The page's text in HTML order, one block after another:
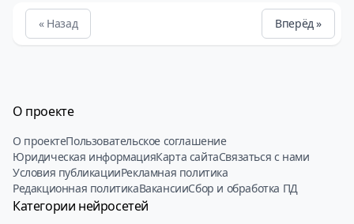
« Назад Вперёд »
О проекте
О проектеПользовательское соглашение
Юридическая информацияКарта сайтаСвязаться с нами
Условия публикацииРекламная политика
Редакционная политикаВакансииСбор и обработка ПД
Категории нейросетей